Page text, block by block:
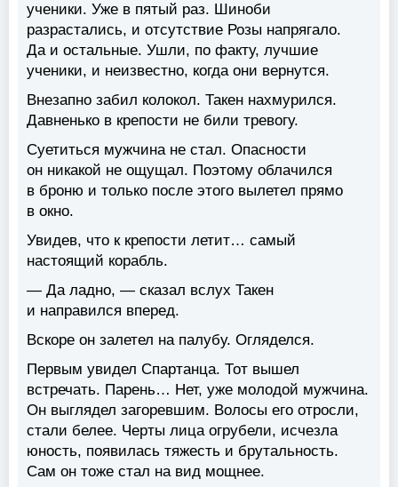
ученики. Уже в пятый раз. Шиноби
разрастались, и отсутствие Розы напрягало.
Да и остальные. Ушли, по факту, лучшие
ученики, и неизвестно, когда они вернутся.
Внезапно забил колокол. Такен нахмурился.
Давненько в крепости не били тревогу.
Суетиться мужчина не стал. Опасности
он никакой не ощущал. Поэтому облачился
в броню и только после этого вылетел прямо
в окно.
Увидев, что к крепости летит… самый
настоящий корабль.
— Да ладно, — сказал вслух Такен
и направился вперед.
Вскоре он залетел на палубу. Огляделся.
Первым увидел Спартанца. Тот вышел
встречать. Парень… Нет, уже молодой мужчина.
Он выглядел загоревшим. Волосы его отросли,
стали белее. Черты лица огрубели, исчезла
юность, появилась тяжесть и брутальность.
Сам он тоже стал на вид мощнее.